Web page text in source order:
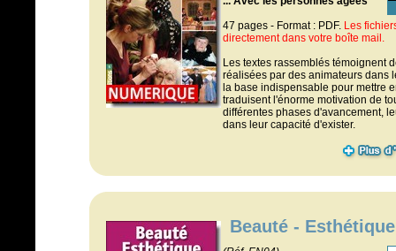
47 pages - Format : PDF. Les
directement dans votre boîte mail.
Les textes rassemblés témoignent
réalisées par des animateurs dans
la base indispensable pour mettre
traduisent l'énorme motivation de
différentes phases d'avancement,
dans leur capacité d'exister.
Beauté - Esthétique